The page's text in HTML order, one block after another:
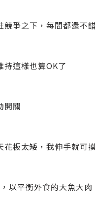
爭之下，每間都還不
持這樣也算OK了
開關
板太矮，我伸手就可
以平衡外食的大魚大